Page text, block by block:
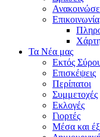
Επικοινωνία
Τα Νέα μας
Εκτός
Επισκέψεις
Περίπατοι
Συμμετοχές
Εκλογές
Γιορτές
Μέσα και